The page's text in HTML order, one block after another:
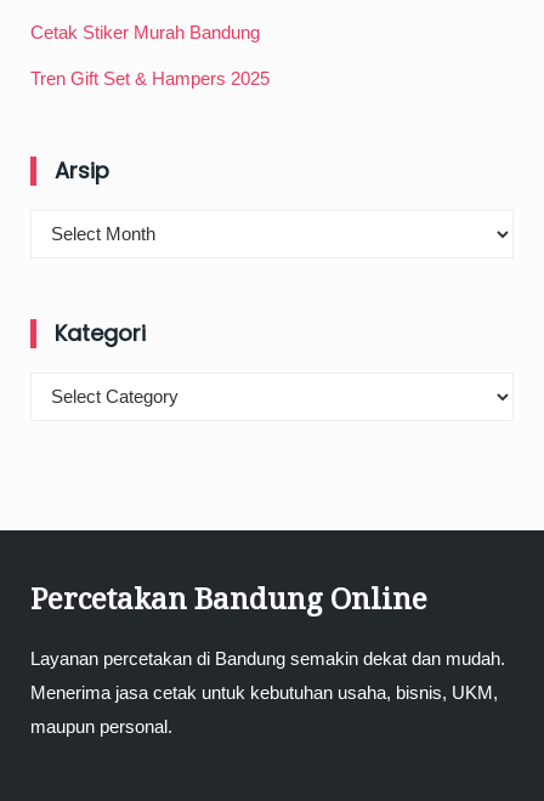
Cetak Stiker Murah Bandung
Tren Gift Set & Hampers 2025
Arsip
Arsip
Kategori
Kategori
Percetakan Bandung Online
Layanan percetakan di Bandung semakin dekat dan mudah.
Menerima jasa cetak untuk kebutuhan usaha, bisnis, UKM,
maupun personal.